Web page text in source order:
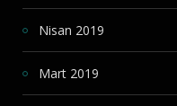
Nisan 2019
Mart 2019